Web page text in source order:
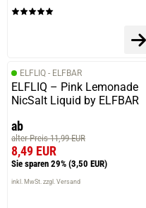
ELFLIQ - ELFBAR
ELFLIQ – Pink Lemonade
NicSalt Liquid by ELFBAR
ab
alter Preis 11,99 EUR
8,49 EUR
Sie sparen 29% (3,50 EUR)
inkl. MwSt. zzgl. Versand